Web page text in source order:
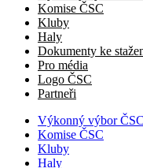
Komise ČSC
Kluby
Haly
Dokumenty ke
Pro média
Logo ČSC
Partneři
Výkonný výbor ČSC
Komise ČSC
Kluby
Haly